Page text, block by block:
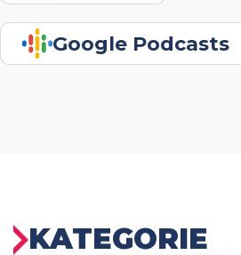
Google Podcasts
KATEGORIE